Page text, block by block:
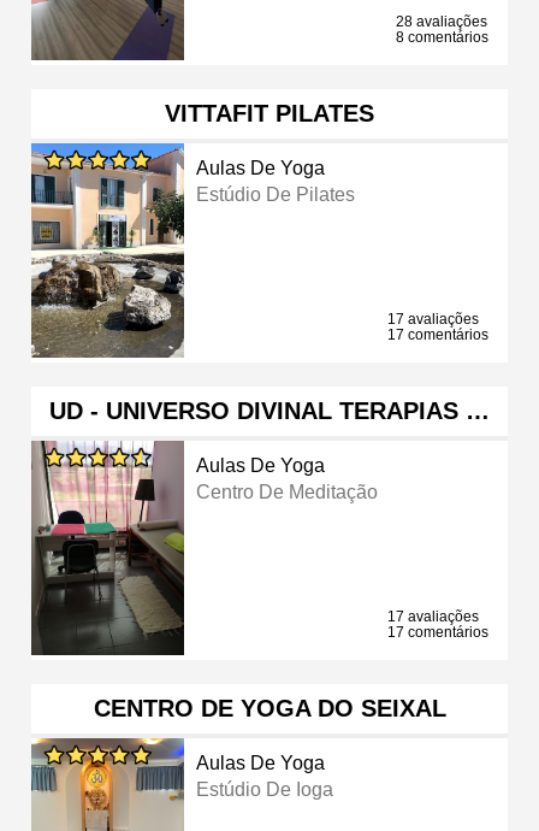
28 avaliações
8 comentários
VITTAFIT PILATES
Aulas De Yoga
Estúdio De Pilates
17 avaliações
17 comentários
UD - UNIVERSO DIVINAL TERAPIAS …
Aulas De Yoga
Centro De Meditação
17 avaliações
17 comentários
CENTRO DE YOGA DO SEIXAL
Aulas De Yoga
Estúdio De Ioga